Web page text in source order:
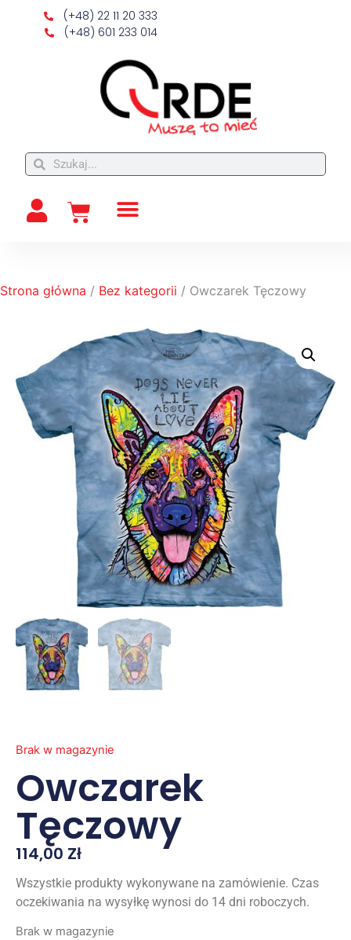
(+48) 22 11 20 333
(+48) 601 233 014
Strona główna / Bez kategorii / Owczarek Tęczowy
Brak w magazynie
Owczarek
Tęczowy
114,00 Zł
Wszystkie produkty wykonywane na zamówienie. Czas
oczekiwania na wysyłkę wynosi do 14 dni roboczych.
Brak w magazynie